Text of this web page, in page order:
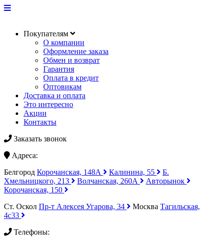
Покупателям
О компании
Оформление заказа
Обмен и возврат
Гарантия
Оплата в кредит
Оптовикам
Доставка и оплата
Это интересно
Акции
Контакты
Заказать звонок
Адреса:
Белгород Корочанская, 148А Калинина, 55
Б.
Хмельницкого, 213
Волчанская, 260А
Авторынок
Корочанская, 150
Ст. Оскол Пр-т Алексея Угарова, 34 Москва Тагильская,
4с33
Телефоны: